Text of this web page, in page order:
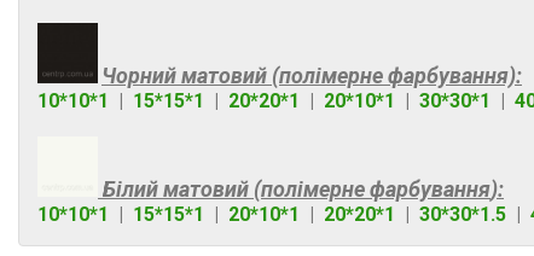
10*10
10*20 3
15*15 9
20*20 10
Чорний матовий (полімерне фарбування):
10*10*1 | 15*15*1 | 20*20*1 | 20*10*1 | 30*30*1 |
Білий матовий (полімерне фарбування):
10*10*1 | 15*15*1 | 20*10*1 | 20*20*1 | 30*30*1.5 |